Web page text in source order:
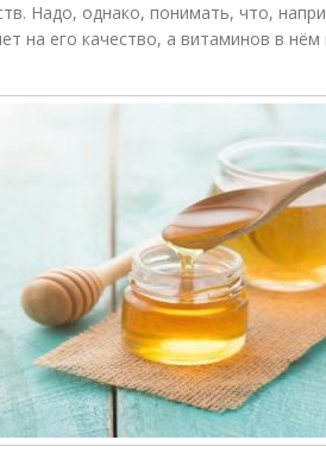
Надо, однако, понимать, что,
на его качество, а витаминов в